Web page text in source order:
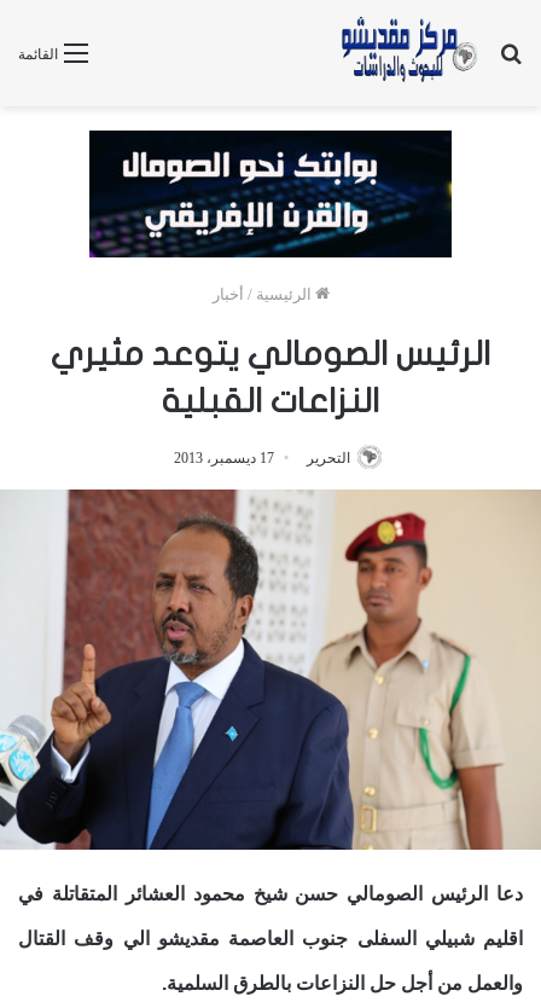
القائمة
بحث
الرئيسية / أخبار
الرئيس الصومالي يتوعد مثيري
النزاعات القبلية
التحرير 17 ديسمبر، 2013
دعا الرئيس الصومالي حسن شيخ محمود العشائر المتقاتلة في
اقليم شبيلي السفلى جنوب العاصمة مقديشو الي وقف القتال
والعمل من أجل حل النزاعات بالطرق السلمية.